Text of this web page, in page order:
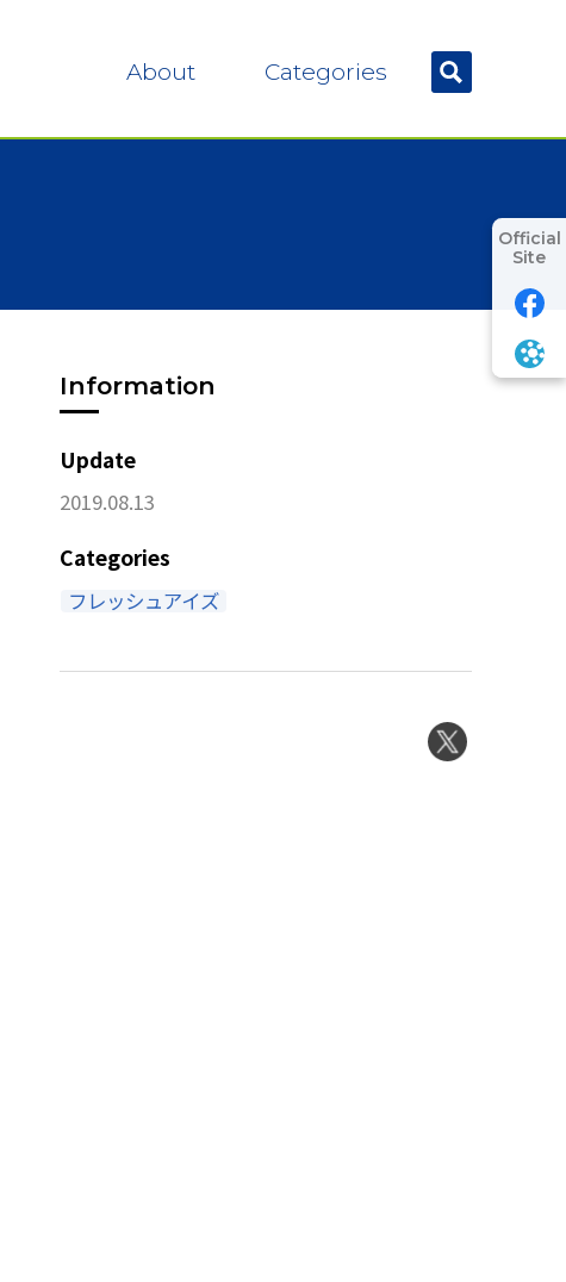
About Categories
Information
Update
2019.08.13
Categories
フレッシュアイズ
Official
Site